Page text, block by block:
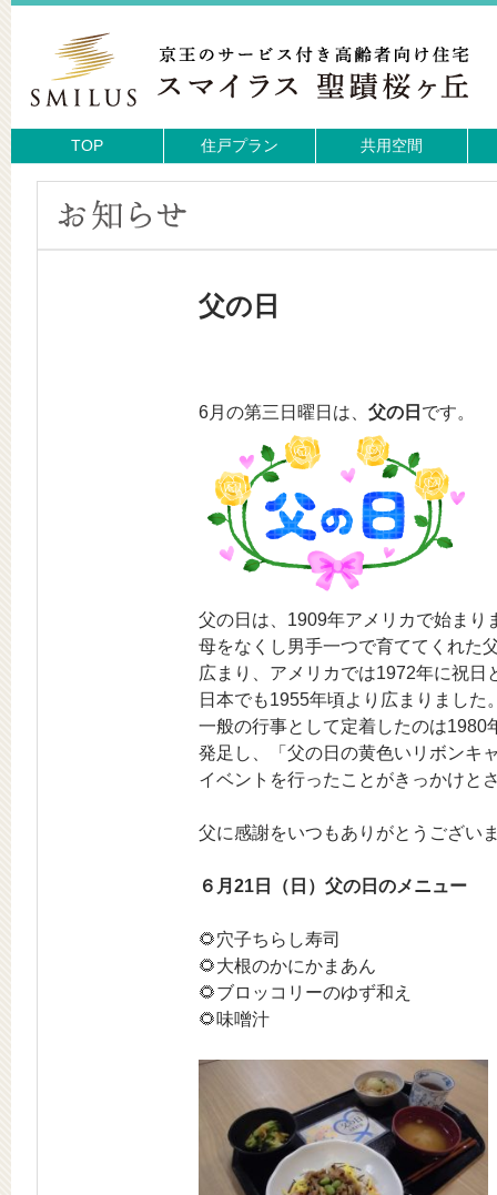
TOP 住戸プラン 共用空間
父の日
6月の第三日曜日は、 父の日 です。
父の日は、1909年アメリカで始まり
母をなくし男手一つで育ててくれた
広まり、アメリカでは1972年に祝日
日本でも1955年頃より広まりました
一般の行事として定着したのは1980
発足し、「父の日の黄色いリボンキ
イベントを行ったことがきっかけと
父に感謝をいつもありがとうござい
６月21日（日）父の日のメニュー
🌻穴子ちらし寿司
🌻大根のかにかまあん
🌻ブロッコリーのゆず和え
🌻味噌汁